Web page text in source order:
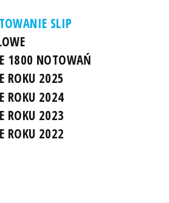
SLIP
1800 NOTOWAŃ
ROKU 2025
ROKU 2024
ROKU 2023
ROKU 2022